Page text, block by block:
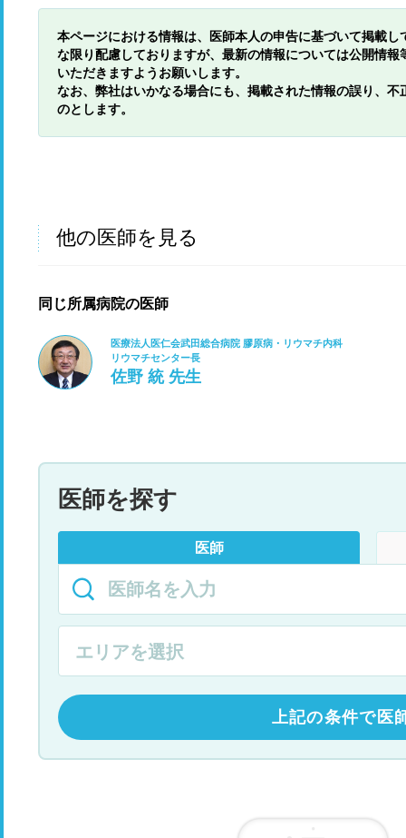
本ページにおける情報は、医師本人の申告に基づいて掲載
な限り配慮しておりますが、最新の情報については公開情
いただきますようお願いします。
なお、弊社はいかなる場合にも、掲載された情報の誤り、
のとします。
他の医師を見る
同じ所属病院の医師
医療法人医仁会武田総合病院 膠原病・リウマチ内科
リウマチセンター長
佐野 統 先生
医師を探す
医師
上記の条件で医